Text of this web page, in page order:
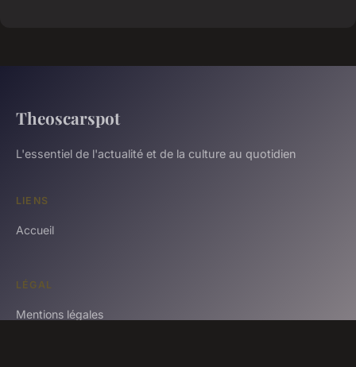
Theoscarspot
L'essentiel de l'actualité et de la culture au quotidien
LIENS
Accueil
LÉGAL
Mentions légales